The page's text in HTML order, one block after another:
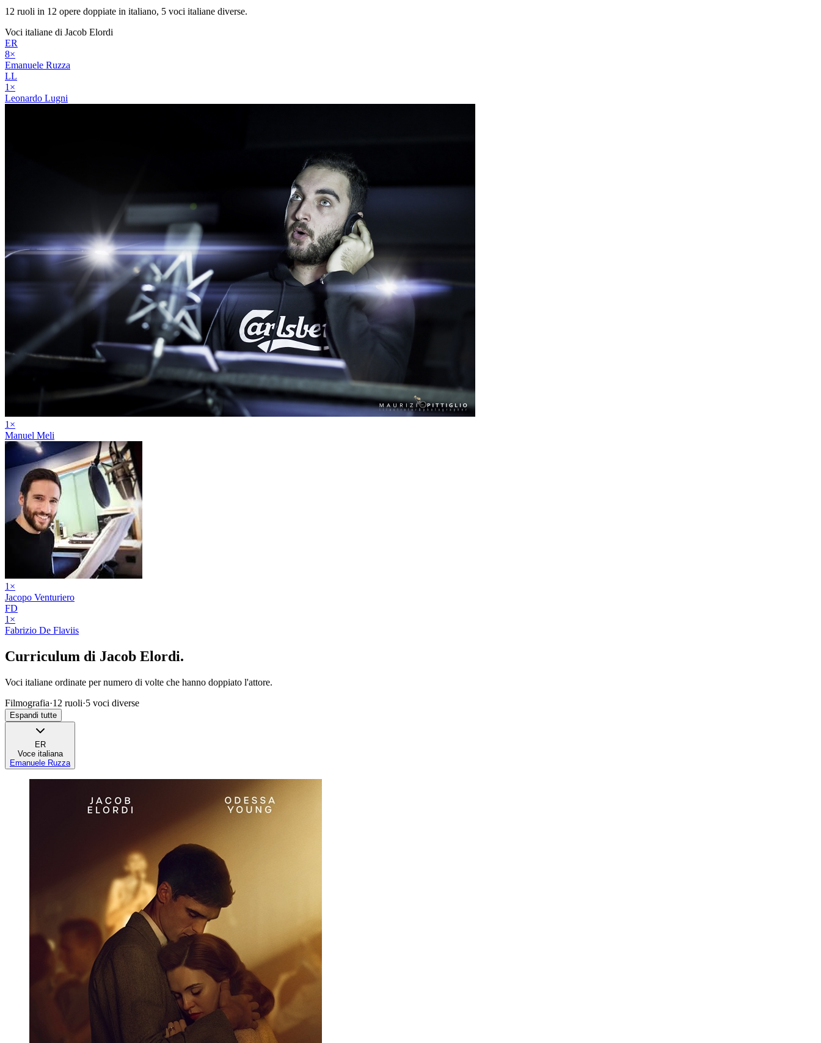
12 ruoli in 12 opere doppiate in italiano, 5 voci italiane diverse.
Voci italiane di Jacob Elordi
ER
8×
Emanuele Ruzza
LL
1 ×
Leonardo Lugni
1 ×
Manuel Meli
1 ×
Jacopo Venturiero
FD
1 ×
Fabrizio De Flaviis
Curriculum di Jacob Elordi.
Voci italiane ordinate per numero di volte che hanno doppiato l'attore.
Filmografia·12 ruoli·5 voci diverse
Espandi tutte
ER
Voce italiana
Emanuele Ruzza